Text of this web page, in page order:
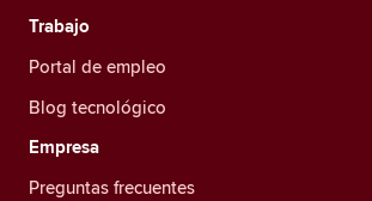
Trabajo
Portal de empleo
Blog tecnológico
Empresa
Preguntas frecuentes